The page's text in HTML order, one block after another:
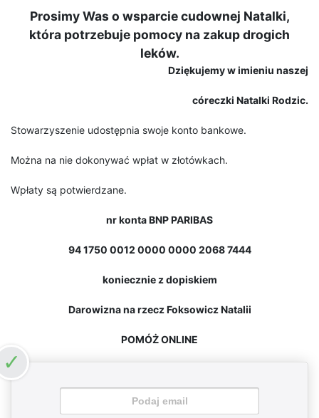
Prosimy Was o wsparcie cudownej Natalki,
która potrzebuje pomocy na zakup drogich
leków.
Dziękujemy w imieniu naszej
córeczki Natalki Rodzic.
Stowarzyszenie udostępnia swoje konto bankowe.
Można na nie dokonywać wpłat w złotówkach.
Wpłaty są potwierdzane.
nr konta BNP PARIBAS
94 1750 0012 0000 0000 2068 7444
koniecznie z dopiskiem
Darowizna na rzecz Foksowicz Natalii
POMÓŻ ONLINE